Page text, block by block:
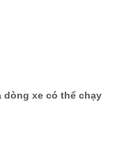
dòng xe có thể chạy